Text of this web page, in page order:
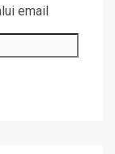
email